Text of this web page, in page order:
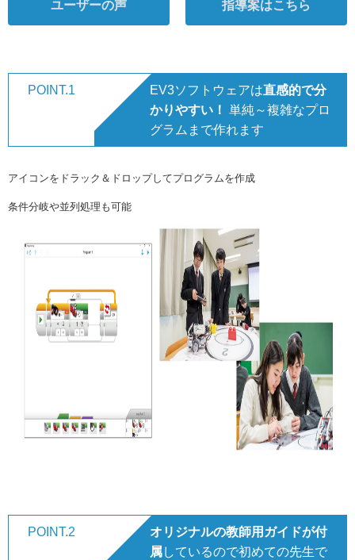
ユーザーの声 指導案はこちら
POINT.1 EV3ソフトウェアは直感的で分
かりやすい！ 単純～複雑なプロ
グラムまで作れます
アイコンをドラック＆ドロップしてプログラムを作成
条件分岐や並列処理も可能
POINT.2
オリジナルの教師用ガイドが付
属しているので初めての先生で